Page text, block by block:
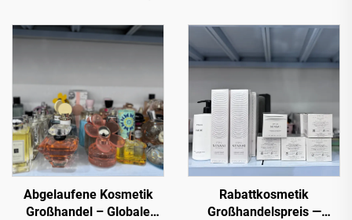
Auswahl an Schönheits-
und Make-up-Artikeln zu
an.
Schönheitsprodukte
Abgelaufene Kosmetik
Großhandel – Globale
Rabattkosmetik
Großhandelspreis —